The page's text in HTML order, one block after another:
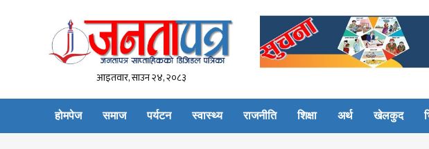
आइतवार, साउन २४, २०८३
होमपेज समाज पर्यटन स्वास्थ्य राजनीति शिक्षा अर्थ खेलकुद